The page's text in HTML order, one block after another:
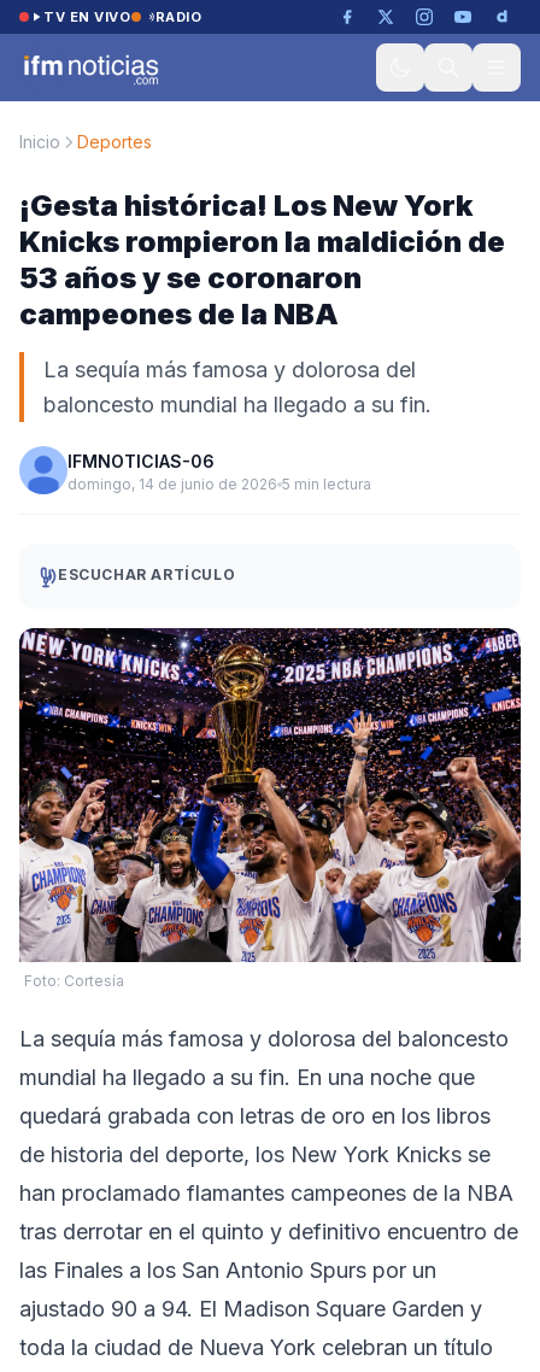
Saltar al contenido
TV EN VIVO RADIO
Inicio Deportes
¡Gesta histórica! Los New York
Knicks rompieron la maldición de
53 años y se coronaron
campeones de la NBA
La sequía más famosa y dolorosa del
baloncesto mundial ha llegado a su fin.
IFMNOTICIAS-06
domingo, 14 de junio de 2026 5 min lectura
ESCUCHAR ARTÍCULO
Foto: Cortesía
La sequía más famosa y dolorosa del baloncesto
mundial ha llegado a su fin. En una noche que
quedará grabada con letras de oro en los libros
de historia del deporte, los New York Knicks se
han proclamado flamantes campeones de la NBA
tras derrotar en el quinto y definitivo encuentro de
las Finales a los San Antonio Spurs por un
ajustado 90 a 94. El Madison Square Garden y
toda la ciudad de Nueva York celebran un título